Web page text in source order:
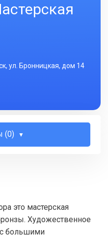
ул. Бронницкая, дом 14
(0)
это мастерская
Художественное
большими